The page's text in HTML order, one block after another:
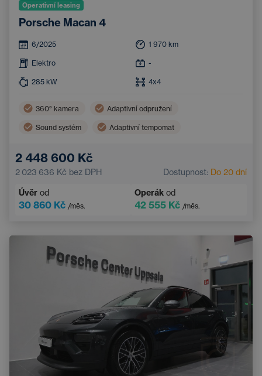
Operativní leasing
Porsche Macan 4
6/2025 1 970 km
Elektro -
285 kW 4x4
360° kamera Adaptivní odpružení
Sound systém Adaptivní tempomat
Tažné zařízení
2 448 600 Kč
2 023 636 Kč bez DPH Dostupnost: Do 20 dní
Úvěr od
30 860 Kč /měs.
Operák od
42 555 Kč /měs.